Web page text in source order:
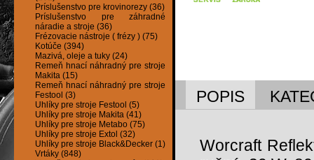
Príslušenstvo pre krovinorezy (36)
Príslušenstvo pre záhradné
náradie a stroje (36)
Frézovacie nástroje ( frézy ) (75)
Kotúče (394)
Mazivá, oleje a tuky (24)
Remeň hnací náhradný pre stroje
Makita (15)
Remeň hnací náhradný pre stroje
Festool (3)
Uhlíky pre stroje Festool (5)
Uhlíky pre stroje Makita (41)
Uhlíky pre stroje Metabo (75)
Uhlíky pre stroje Extol (32)
Uhlíky pre stroje Black&Decker (1)
Vrtáky (848)
POPIS
Worcraft